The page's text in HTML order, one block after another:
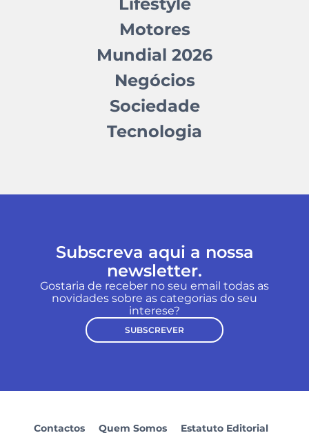
Lifestyle
Motores
Mundial 2026
Negócios
Sociedade
Tecnologia
Subscreva aqui a nossa
newsletter.
Gostaria de receber no seu email todas as
novidades sobre as categorias do seu
interese?
SUBSCREVER
Contactos Quem Somos Estatuto Editorial